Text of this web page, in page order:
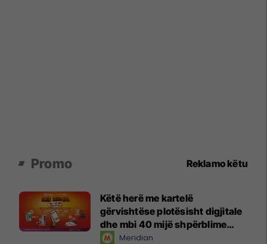
Promo Reklamo këtu
Këtë herë me kartelë
gërvishtëse plotësisht digjitale
dhe mbi 40 mijë shpërblime
instant!Meridian